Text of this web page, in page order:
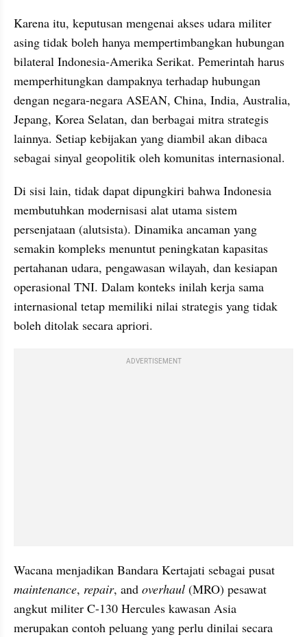
Karena itu, keputusan mengenai akses udara militer
asing tidak boleh hanya mempertimbangkan hubungan
bilateral Indonesia-Amerika Serikat. Pemerintah harus
memperhitungkan dampaknya terhadap hubungan
dengan negara-negara ASEAN, China, India, Australia,
Jepang, Korea Selatan, dan berbagai mitra strategis
lainnya. Setiap kebijakan yang diambil akan dibaca
sebagai sinyal geopolitik oleh komunitas internasional.
Di sisi lain, tidak dapat dipungkiri bahwa Indonesia
membutuhkan modernisasi alat utama sistem
persenjataan (alutsista). Dinamika ancaman yang
semakin kompleks menuntut peningkatan kapasitas
pertahanan udara, pengawasan wilayah, dan kesiapan
operasional TNI. Dalam konteks inilah kerja sama
internasional tetap memiliki nilai strategis yang tidak
boleh ditolak secara apriori.
ADVERTISEMENT
maintenance, repair, and overhaul (MRO) pesawat
angkut militer C-130 Hercules kawasan Asia
merupakan contoh peluang yang perlu dinilai secara